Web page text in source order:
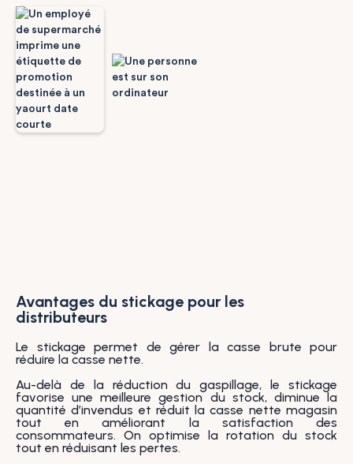
Avantages du stickage pour les
distributeurs
Le stickage permet de gérer la casse brute pour
réduire la casse nette.
Au-delà de la réduction du gaspillage, le stickage
favorise une meilleure gestion du stock, diminue la
quantité d’invendus et réduit la casse nette magasin
tout en améliorant la satisfaction des
consommateurs. On optimise la rotation du stock
tout en réduisant les pertes.